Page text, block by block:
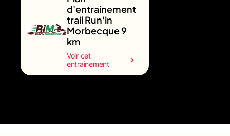
d'entrainement
trail Run'in
Morbecque 9
km
Voir cet
entrainement